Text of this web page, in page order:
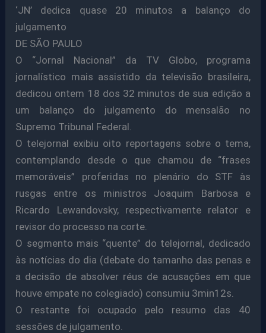
‘JN’ dedica quase 20 minutos a balanço do
julgamento
DE SÃO PAULO
O “Jornal Nacional” da TV Globo, programa
jornalístico mais assistido da televisão brasileira,
dedicou ontem 18 dos 32 minutos de sua edição a
um balanço do julgamento do mensalão no
Supremo Tribunal Federal.
O telejornal exibiu oito reportagens sobre o tema,
contemplando desde o que chamou de “frases
memoráveis” proferidas no plenário do STF às
rusgas entre os ministros Joaquim Barbosa e
Ricardo Lewandovsky, respectivamente relator e
revisor do processo na corte.
O segmento mais “quente” do telejornal, dedicado
às notícias do dia (debate do tamanho das penas e
a decisão de absolver réus de acusações em que
houve empate no colegiado) consumiu 3min12s.
O restante foi ocupado pelo resumo das 40
sessões de julgamento.